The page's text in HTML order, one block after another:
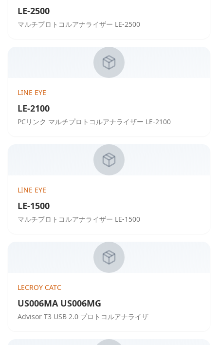
LE-2500
マルチプロトコルアナライザー LE-2500
LINE EYE
LE-2100
PCリンク マルチプロトコルアナライザー LE-2100
LINE EYE
LE-1500
マルチプロトコルアナライザー LE-1500
LECROY CATC
US006MA US006MG
Advisor T3 USB 2.0 プロトコルアナライザ